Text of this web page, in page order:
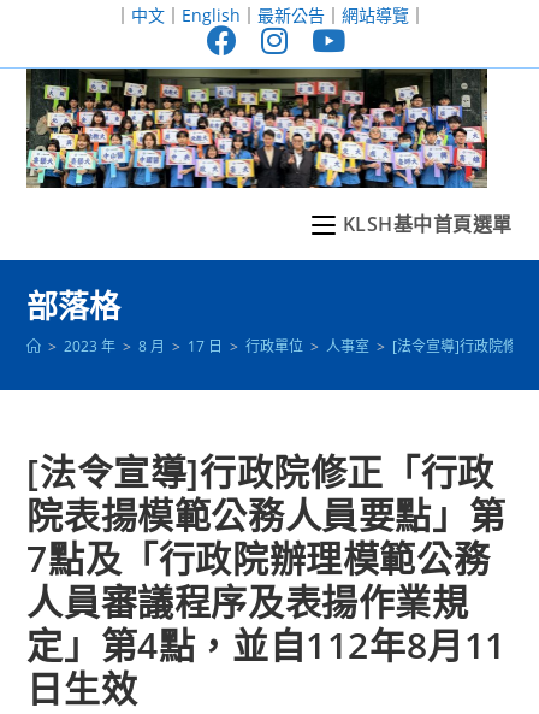
至
｜ 中文｜ English ｜ 最新公告｜ 網站導覽｜
KLSH基中首頁選單
部落格
> 2023 年 > 8 月 > 17 日 > 行政單位 > 人事室 > [法令宣導]行政院修正
[法令宣導]行政院修正「行政
院表揚模範公務人員要點」第
7點及「行政院辦理模範公務
人員審議程序及表揚作業規
定」第4點，並自112年8月11
日生效